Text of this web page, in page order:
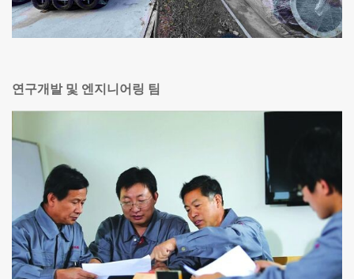
연구개발 및 엔지니어링 팀